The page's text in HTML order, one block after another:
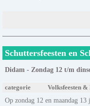
Schuttersfeesten en
Didam - Zondag 12 t/m
categorie Volksfeesten
Op zondag 12 en maandag